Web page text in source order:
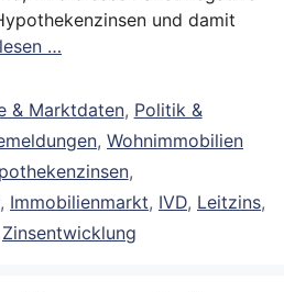
und damit
…
& Marktdaten, Politik &
, Wohnimmobilien
,
, Immobilienmarkt, IVD, Leitzins,
Zinsentwicklung